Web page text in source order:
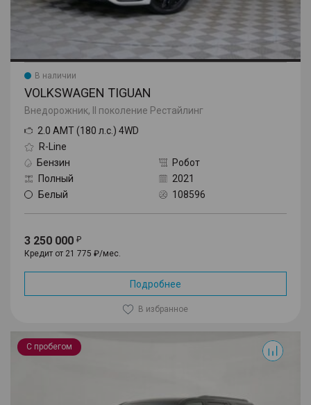
В наличии
VOLKSWAGEN TIGUAN
Внедорожник, II поколение Рестайлинг
2.0 AMT (180 л.с.) 4WD
R-Line
Бензин
Робот
Полный
2021
Белый
108596
3 250 000
Кредит от 21 775 ₽/мес.
Подробнее
В избранное
С пробегом
Tahoe